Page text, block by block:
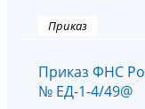
Приказ
Приказ ФНС
№ ЕД-1-4/49@